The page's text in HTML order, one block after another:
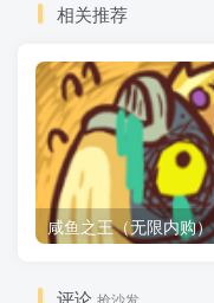
相关推荐
咸鱼之王（无限内购）
评论